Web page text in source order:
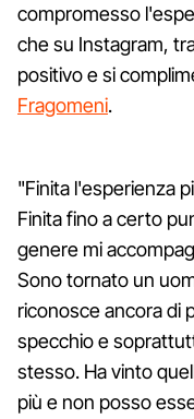
compromesso
che su Instagram,
positivo e si
Fragomeni.
"Finita l'esperienza
Finita fino a certo
genere mi
Sono tornato un
riconosce ancora di
specchio e
stesso. Ha vinto
più e non posso